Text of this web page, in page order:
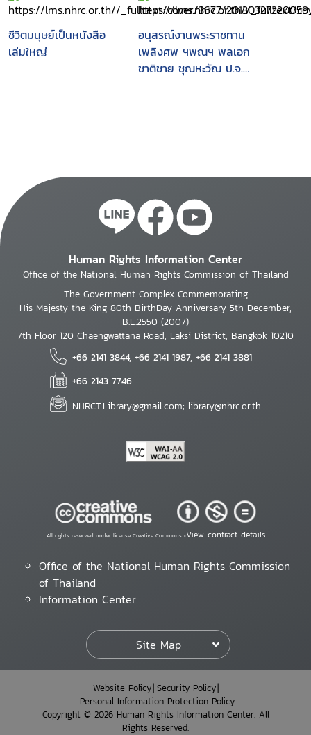
เทพศิรินทราวาส 21
กรกฎาคม 2556
จันทร์ที่ 12 กุมภาพันธ์
พุทธศักราช 2550 เวลา
17.00 น.
ชีวิตมนุษย์เป็นหนังสือ
เล่มใหญ่
อนุสรณ์งานพระราชทาน
เพลิงศพ ฯพณฯ พลเอก
ชาติชาย ชุณหะวัณ ป.จ.,
Human Rights Information Center
Office of the National Human Rights Commission of Thailand
The Government Complex Commemorating
His Majesty the King 80th BirthDay Anniversary 5th December,
B.E.2550 (2007)
7th Floor 120 Chaengwattana Road, Laksi District, Bangkok 10210
+66 2141 3844, +66 2141 1987, +66 2141 3881
+66 2143 7746
NHRCT.Library@gmail.com; library@nhrc.or.th
All rights reserved under license Creative Commons •View contract details
Office of the National Human Rights Commission
of Thailand
Information Center
Site Map
Website Policy Security Policy
Personal Information Protection Policy
Copyright © 2026 Human Rights Information Center. All
Rights Reserved.